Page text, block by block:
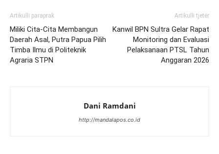
Artikulli paraprak
Miliki Cita-Cita Membangun
Daerah Asal, Putra Papua Pilih
Timba Ilmu di Politeknik
Agraria STPN
Artikulli tjetër
Kanwil BPN Sultra Gelar Rapat
Monitoring dan Evaluasi
Pelaksanaan PTSL Tahun
Anggaran 2026
Dani Ramdani
http://mandalapos.co.id